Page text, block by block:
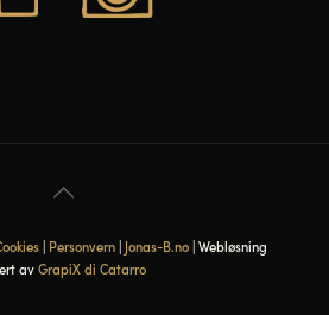
| Personvern| Jonas-B.no| Webløsning
avGrapiX di Catarro